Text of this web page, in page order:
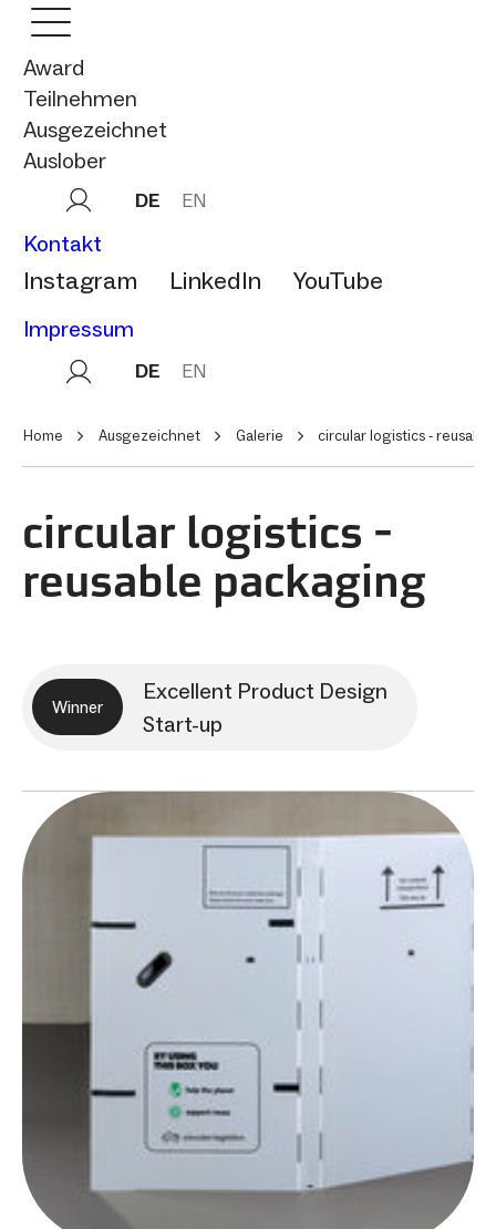
Award
Teilnehmen
Ausgezeichnet
Auslober
DE EN
Kontakt
Instagram LinkedIn YouTube
Impressum
DE EN
Home Ausgezeichnet Galerie circular logistics -
circular logistics -
reusable packaging
Winner
Excellent Product Design
Start-up